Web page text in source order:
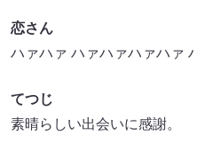
恋さん
ハァハァ ハァハァハァハァ
てつじ
素晴らしい出会いに感謝。